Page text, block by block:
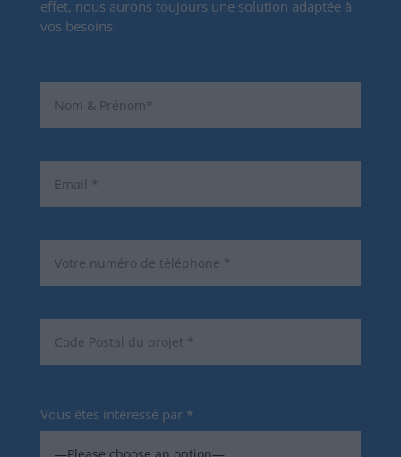
effet, nous aurons toujours une solution adaptée à
vos besoins.
Vous êtes intéressé par *